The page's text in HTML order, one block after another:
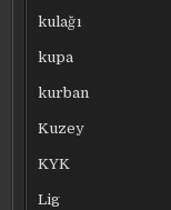
kulağı
kupa
kurban
Kuzey
KYK
Lig